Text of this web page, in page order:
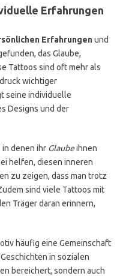
Erfahrungen
Erfahrungenund
das Glaube,
Tattoos sind oft mehr als
wichtiger
seine individuelle
Designs und der
denen ihr Glaubeihnen
helfen, diesen inneren
zu zeigen, dass man trotz
sind viele Tattoos mit
Träger daran erinnern,
häufig eine Gemeinschaft
in sozialen
bereichert, sondern auch